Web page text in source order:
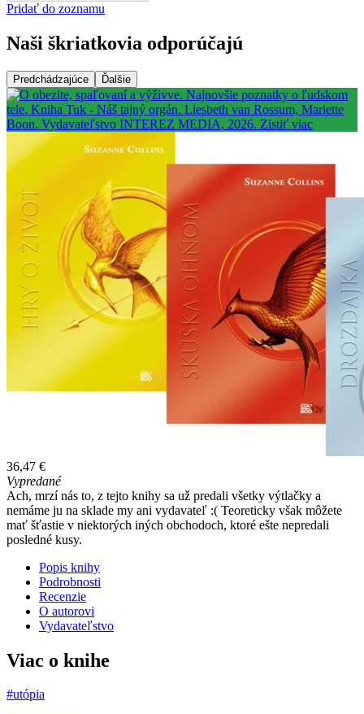
Pridať do zoznamu
Naši škriatkovia odporúčajú
Predchádzajúce Ďalšie
36,47 €
Vypredané
Ach, mrzí nás to, z tejto knihy sa už predali všetky výtlačky a
nemáme ju na sklade my ani vydavateľ :( Teoreticky však môžete
mať šťastie v niektorých iných obchodoch, ktoré ešte nepredali
posledné kusy.
Popis knihy
Podrobnosti
Recenzie
O autorovi
Vydavateľstvo
Viac o knihe
#utópia